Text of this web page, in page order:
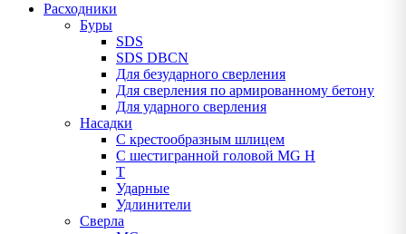
Расходники
Буры
SDS
SDS DBCN
Для безударного сверления
Для сверления по армированному бетону
Для ударного сверления
Насадки
С крестообразным шлицем
С шестигранной головой MG H
T
Ударные
Удлинители
Сверла